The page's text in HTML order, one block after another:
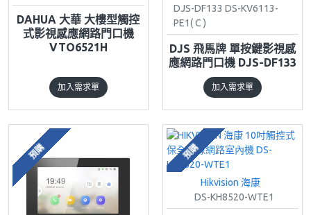
DAHUA 大華 大樓型觸控
式影視感應網路門口機
VTO6521H
加入需求單
DJS-DF133 DS-KV6113-
PE1( C )
DJS 飛馬牌 單按鍵影視感
應網路門口機 DJS-DF133
加入需求單
預購 預購
Hikvision 海康
DS-KH8520-WTE1